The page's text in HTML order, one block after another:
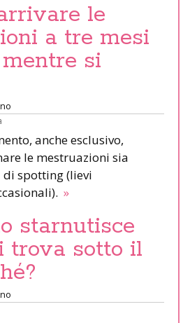
le
a tre mesi
si
anche esclusivo,
le mestruazioni sia
spotting (lievi
»
starnutisce
trova sotto il